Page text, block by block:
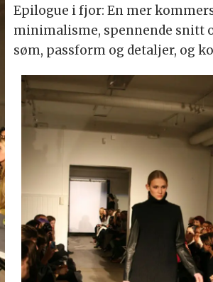
Epilogue i fjor: En mer
minimalisme, spennende snitt
søm, passform og detaljer, og